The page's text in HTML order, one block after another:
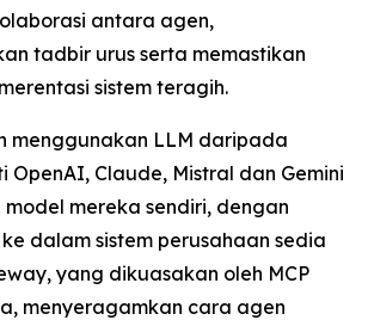
antara agen,
tadbir urus serta memastikan
sistem teragih.
menggunakan LLM daripada
OpenAI, Claude, Mistral dan Gemini
mereka sendiri, dengan
dalam sistem perusahaan sedia
yang dikuasakan oleh MCP
menyeragamkan cara agen